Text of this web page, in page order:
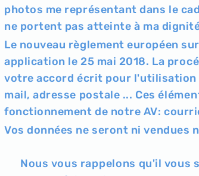
photos me représentant dans le
ne portent pas atteinte à ma
Le nouveau règlement européen
application le 25 mai 2018. La
votre accord écrit pour l'utilisation
mail, adresse postale ... Ces
fonctionnement de notre AV:
Vos données ne seront ni vendues
Nous vous rappelons qu'il vous